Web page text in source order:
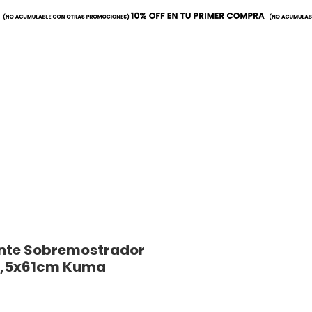
Sobremostrador
Kuma